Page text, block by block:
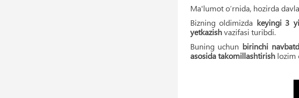
Ma'lumot o‘rnida, hozirda
Bizning oldimizda keyingi 3
yetkazishvazifasi turibdi.
Buning uchun birinchi
asosida takomillashtirish lozim